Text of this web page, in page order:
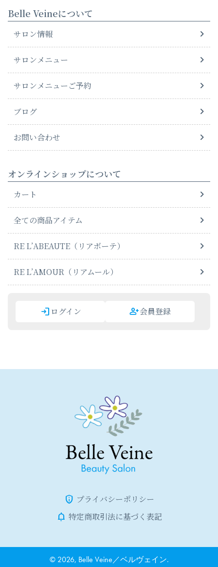
Belle Veineについて
サロン情報
サロンメニュー
サロンメニューご予約
ブログ
お問い合わせ
オンラインショップについて
カート
全ての商品アイテム
RE L’ABEAUTE（リアボーテ）
RE L’AMOUR（リアムール）
ログイン 会員登録
プライバシーポリシー
特定商取引法に基づく表記
© 2026, Belle Veine／ベルヴェイン.